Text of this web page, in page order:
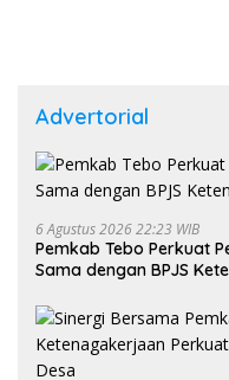
Advertorial
6 Agustus 2026 22:23 WIB
Pemkab Tebo Perkuat
Sama dengan BPJS